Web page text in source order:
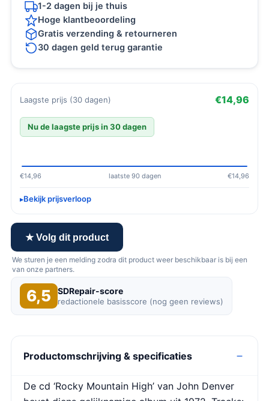
1-2 dagen bij je thuis
Hoge klantbeoordeling
Gratis verzending & retourneren
30 dagen geld terug garantie
Laagste prijs (30 dagen) €14,96
Nu de laagste prijs in 30 dagen
€14,96 laatste 90 dagen €14,96
Bekijk prijsverloop
★ Volg dit product
We sturen je een melding zodra dit product weer beschikbaar is bij een
van onze partners.
6,5 SDRepair-score
redactionele basisscore (nog geen reviews)
Productomschrijving & specificaties
De cd ‘Rocky Mountain High’ van John Denver